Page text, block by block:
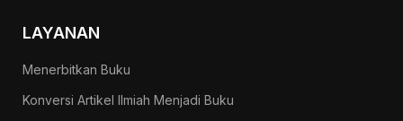
LAYANAN
Menerbitkan Buku
Konversi Artikel Ilmiah Menjadi Buku